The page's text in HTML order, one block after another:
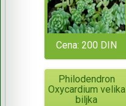
Cena: 200 DIN
Philodendron
Oxycardium velika
biljka